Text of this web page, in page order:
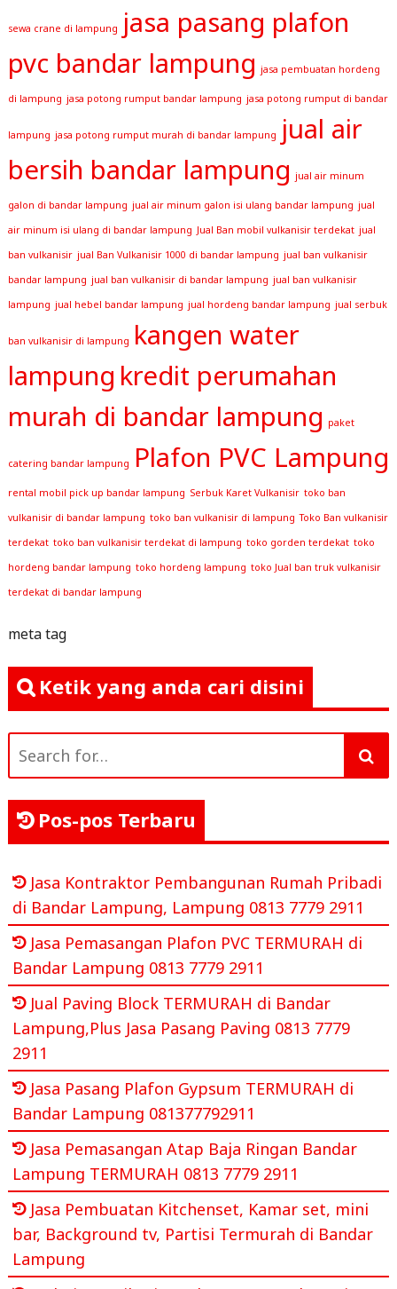
sewa crane di lampung
jasa pasang plafon
pvc bandar lampung jasa pembuatan hordeng
di lampung jasa potong rumput bandar lampung jasa potong rumput di bandar
lampung jasa potong rumput murah di bandar lampung
jual air
bersih bandar lampung jual air minum
galon di bandar lampung jual air minum galon isi ulang bandar lampung jual
air minum isi ulang di bandar lampung Jual Ban mobil vulkanisir terdekat jual
ban vulkanisir jual Ban Vulkanisir 1000 di bandar lampung jual ban vulkanisir
bandar lampung jual ban vulkanisir di bandar lampung jual ban vulkanisir
lampung jual hebel bandar lampung jual hordeng bandar lampung jual serbuk
ban vulkanisir di lampung kangen water
lampung kredit perumahan
murah di bandar lampung paket
catering bandar lampung Plafon PVC Lampung
rental mobil pick up bandar lampung Serbuk Karet Vulkanisir toko ban
vulkanisir di bandar lampung toko ban vulkanisir di lampung Toko Ban vulkanisir
terdekat toko ban vulkanisir terdekat di lampung toko gorden terdekat toko
hordeng bandar lampung toko hordeng lampung toko Jual ban truk vulkanisir
terdekat di bandar lampung
meta tag
Ketik yang anda cari disini
for:
Pos-pos Terbaru
Jasa Kontraktor Pembangunan Rumah Pribadi
di Bandar Lampung, Lampung 0813 7779 2911
Jasa Pemasangan Plafon PVC TERMURAH di
Bandar Lampung 0813 7779 2911
Jual Paving Block TERMURAH di Bandar
Lampung,Plus Jasa Pasang Paving 0813 7779
2911
Jasa Pasang Plafon Gypsum TERMURAH di
Bandar Lampung 081377792911
Jasa Pemasangan Atap Baja Ringan Bandar
Lampung TERMURAH 0813 7779 2911
Jasa Pembuatan Kitchenset, Kamar set, mini
bar, Background tv, Partisi Termurah di Bandar
Lampung